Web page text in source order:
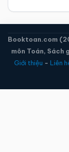
Booktoan.com
môn Toán, Sách
Giới thiệu - Liên